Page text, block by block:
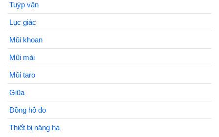
Tuýp vặn
Lục giác
Mũi khoan
Mũi mài
Mũi taro
Giũa
Đồng hồ đo
Thiết bị nâng hạ